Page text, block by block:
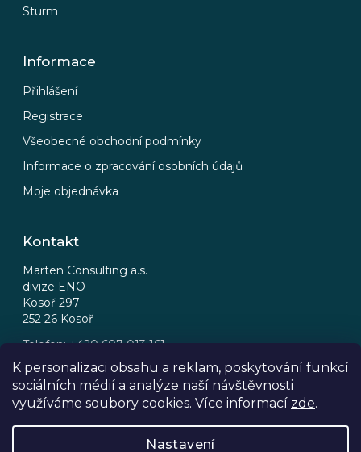
K personalizaci obsahu a reklam, poskytování funkcí
sociálních médií a analýze naší návštěvnosti
využíváme soubory cookies. Více informací zde.
Nastavení
Sturm
Informace
Přihlášení
Registrace
Všeobecné obchodní podmínky
Informace o zpracování osobních údajů
Moje objednávka
Kontakt
Marten Consulting a.s.
divize ENO
Kosoř 297
252 26 Kosoř
Telefon: +420 607 013 161
Email: eno@eno.cz
FB IG